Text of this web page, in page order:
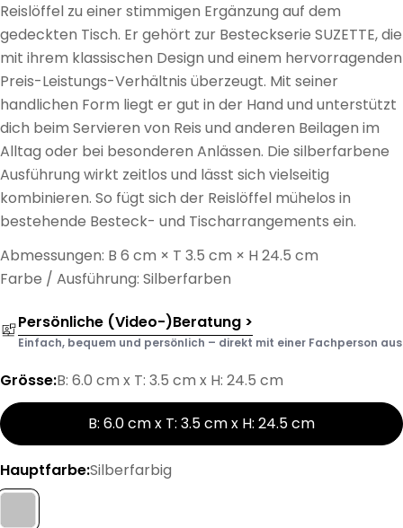
Reislöffel zu einer stimmigen Ergänzung auf dem
gedeckten Tisch. Er gehört zur Besteckserie SUZETTE, die
mit ihrem klassischen Design und einem hervorragenden
Preis-Leistungs-Verhältnis überzeugt. Mit seiner
handlichen Form liegt er gut in der Hand und unterstützt
dich beim Servieren von Reis und anderen Beilagen im
Alltag oder bei besonderen Anlässen. Die silberfarbene
Ausführung wirkt zeitlos und lässt sich vielseitig
kombinieren. So fügt sich der Reislöffel mühelos in
bestehende Besteck- und Tischarrangements ein.
Abmessungen: B 6 cm × T 3.5 cm × H 24.5 cm
Farbe / Ausführung: Silberfarben
Persönliche (Video-)Beratung >
Einfach, bequem und persönlich – direkt mit einer Fachperson aus
Grösse:B: 6.0 cm x T: 3.5 cm x H: 24.5 cm
B: 6.0 cm x T: 3.5 cm x H: 24.5 cm
Hauptfarbe:Silberfarbig